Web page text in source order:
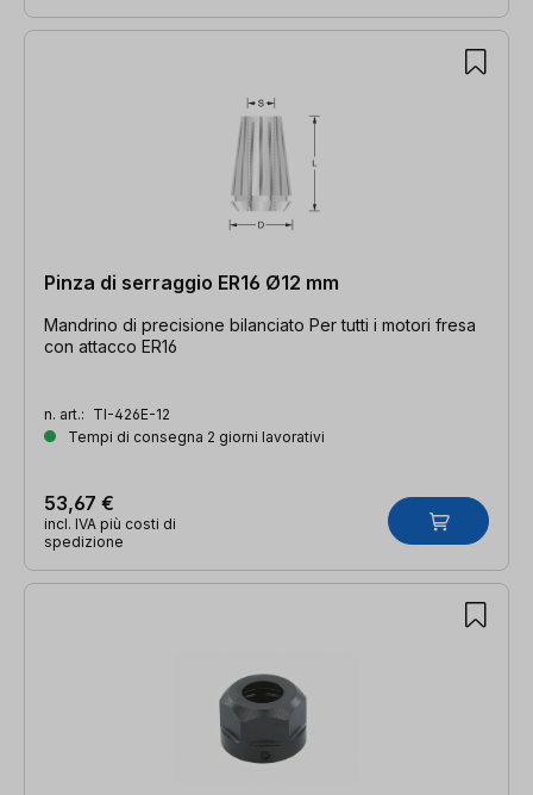
Pinza di serraggio ER16 Ø12 mm
Mandrino di precisione bilanciato Per tutti i motori fresa
con attacco ER16
n. art.: TI-426E-12
Tempi di consegna 2 giorni lavorativi
53,67 €
incl. IVA più costi di
spedizione